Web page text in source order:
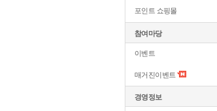
포인트 쇼핑몰
참여마당
이벤트
매거진이벤트
경영정보